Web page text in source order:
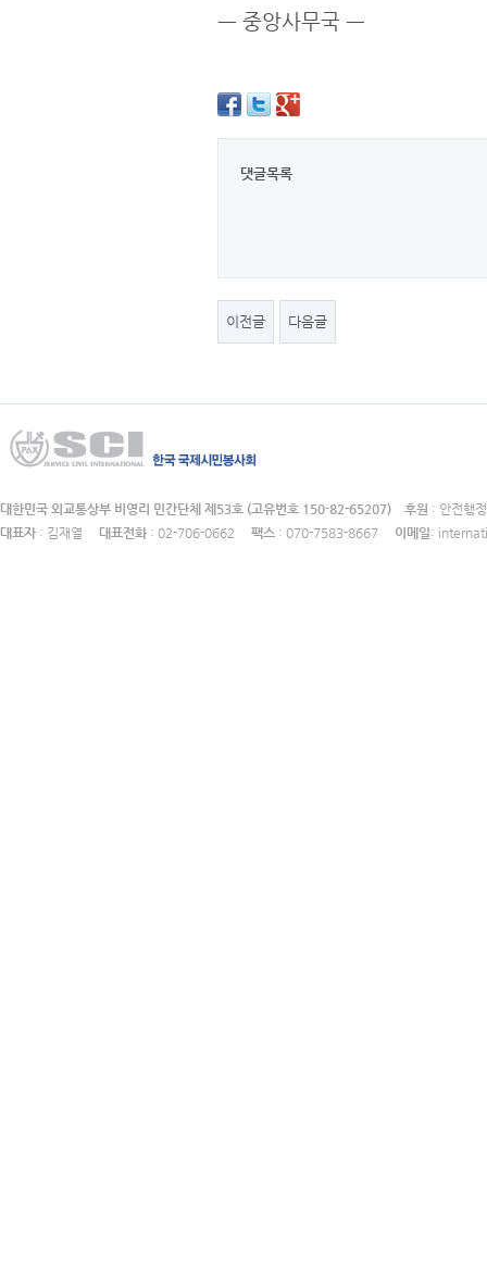
ㅡ 중앙사무국 ㅡ
댓글목록
이전글 다음글
대한민국 외교통상부 비영리 민간단체 제53호 (고유번호 150-82-65207) 후원 : 안전
대표자 : 김재열 대표전화 : 02-706-0662 팩스 : 070-7583-8667 이메일: